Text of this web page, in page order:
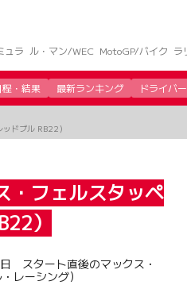
ュラ ル・マン/WEC MotoGP/バイク ラ
・結果 最新ランキング ドライバー
ドブル RB22）
・フェルスタッペ
）
スタート直後のマックス・
レーシング）